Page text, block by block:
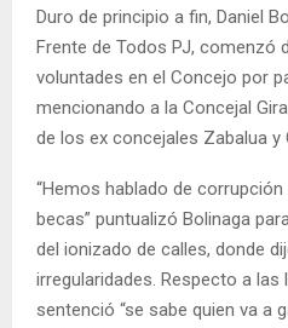
Duro de principio a fin, Daniel
Frente de Todos PJ, comenzó
voluntades en el Concejo por
mencionando a la Concejal
de los ex concejales Zabalua y
“Hemos hablado de
becas” puntualizó Bolinaga
del ionizado de calles, donde
irregularidades. Respecto a
sentenció “se sabe quien va a